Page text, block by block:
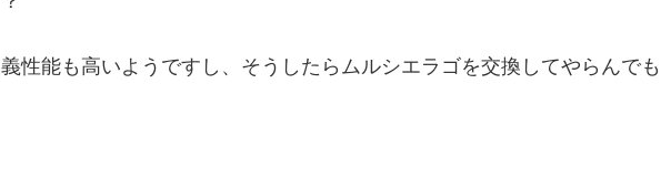
性能も高いようですし、そうしたらムルシエラゴを交換してやらんでも